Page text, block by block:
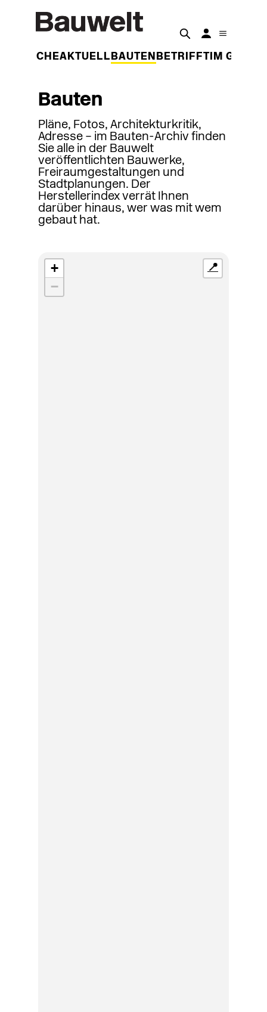
WOCHEAKTUELL BAUTEN BETRIFFT IM
Bauten
Pläne, Fotos, Architekturkritik,
Adresse – im Bauten-Archiv finden
Sie alle in der Bauwelt
veröffentlichten Bauwerke,
Freiraumgestaltungen und
Stadtplanungen. Der
Herstellerindex verrät Ihnen
darüber hinaus, wer was mit wem
gebaut hat.
+
−
📍